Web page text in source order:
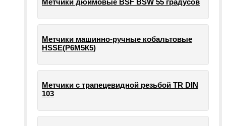
Метчики дюймовые BSF BSW 55 градусов
Метчики машинно-ручные кобальтовые
HSSE(Р6М5К5)
Метчики с трапецевидной резьбой TR DIN
103